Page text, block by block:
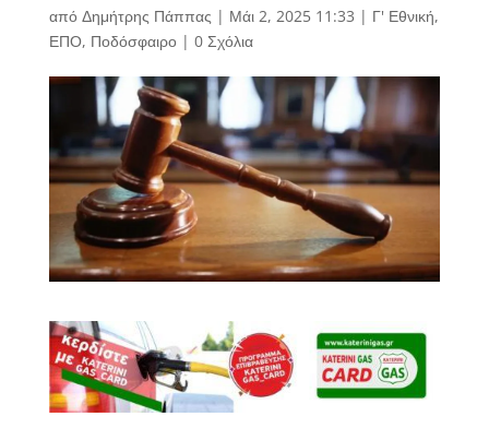
από Δημήτρης Πάππας | Μάι 2, 2025 11:33 | Γ' Εθνική,
ΕΠΟ, Ποδόσφαιρο| 0 Σχόλια